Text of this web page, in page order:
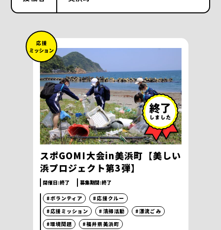
応 援
ミッション
スポGOMI大会in美浜町【美しい
浜プロジェクト第3弾】
開催日:終了 募集期間:終了
#ボランティア
#応援クルー
#応援ミッション
#清掃活動
#漂流ごみ
#環境問題
#福井県美浜町